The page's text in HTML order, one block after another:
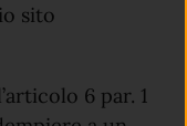
sito
6 par. 1